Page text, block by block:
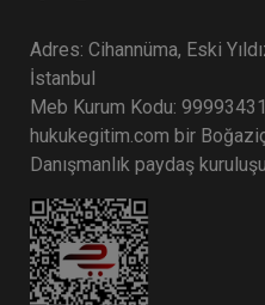
İş Sağlığı ve Güvenliği -
V. Oturum
360 TL
Adres: Cihannüma, Eski
İstanbul
Meb Kurum Kodu: 99993431
hukukegitim.com bir
Danışmanlık paydaş